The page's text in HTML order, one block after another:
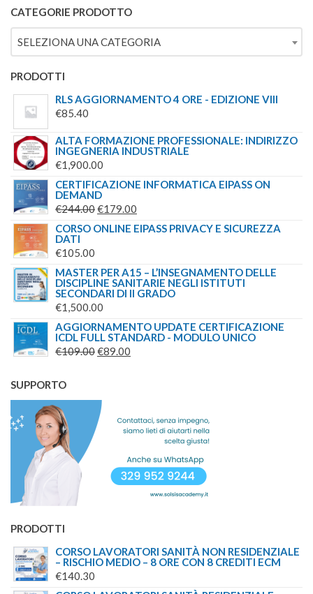
CATEGORIE PRODOTTO
SELEZIONA UNA CATEGORIA
PRODOTTI
RLS AGGIORNAMENTO 4 ORE - EDIZIONE VIII
€85.40
ALTA FORMAZIONE PROFESSIONALE: INDIRIZZO
INGEGNERIA INDUSTRIALE
€1,900.00
CERTIFICAZIONE INFORMATICA EIPASS ON
DEMAND
€244.00IL
PREZZO
€244.00.
€179.00
PREZZO
€179.00.
CORSO ONLINE EIPASS PRIVACY E SICUREZZA
DATI
€105.00
MASTER PER A15 – L’INSEGNAMENTO DELLE
DISCIPLINE SANITARIE NEGLI ISTITUTI
SECONDARI DI II GRADO
€1,500.00
AGGIORNAMENTO UPDATE CERTIFICAZIONE
ICDL FULL STANDARD - MODULO UNICO
€109.00IL
ERA:
€109.00.
€89.00
€89.00.
SUPPORTO
PRODOTTI
CORSO LAVORATORI SANITÀ NON RESIDENZIALE
– RISCHIO MEDIO – 8 ORE CON 8 CREDITI ECM
€140.30